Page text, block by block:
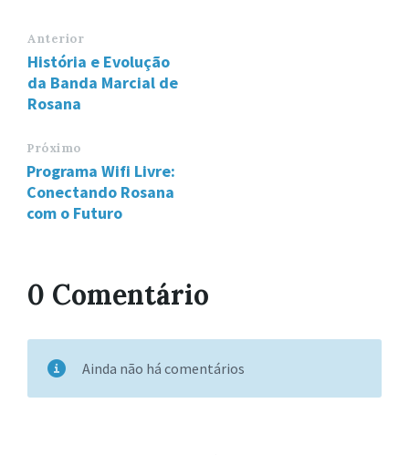
Anterior
História e Evolução
da Banda Marcial de
Rosana
Próximo
Programa Wifi Livre:
Conectando Rosana
com o Futuro
0 Comentário
Ainda não há comentários